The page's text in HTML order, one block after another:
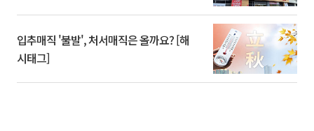
입추매직 '불발', 처서매직은 올까요? [해
시태그]